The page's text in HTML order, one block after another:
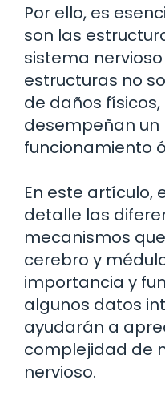
Por ello, es
son las
sistema
estructuras no
de daños
desempeñan un
funcionamiento
En este artículo,
detalle las
mecanismos
cerebro y
importancia y
algunos datos
ayudarán a
complejidad de
nervioso.